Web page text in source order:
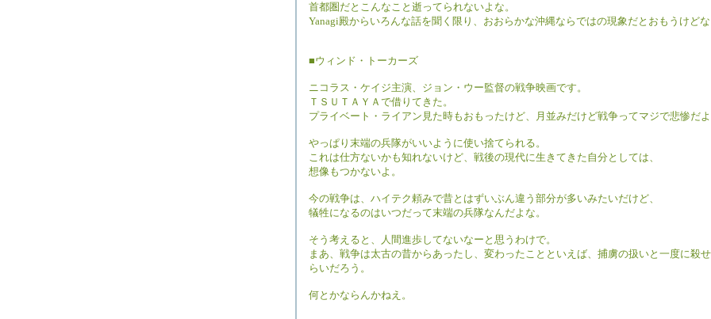
首都圏だとこんなこと逝ってられないよな。
Yanagi殿からいろんな話を聞く限り、おおらかな沖縄ならではの現象だとおもうけど
■ウィンド・トーカーズ
ニコラス・ケイジ主演、ジョン・ウー監督の戦争映画です。
ＴＳＵＴＡＹＡで借りてきた。
プライベート・ライアン見た時もおもったけど、月並みだけど戦争ってマジで悲惨だ
やっぱり末端の兵隊がいいように使い捨てられる。
これは仕方ないかも知れないけど、戦後の現代に生きてきた自分としては、
想像もつかないよ。
今の戦争は、ハイテク頼みで昔とはずいぶん違う部分が多いみたいだけど、
犠牲になるのはいつだって末端の兵隊なんだよな。
そう考えると、人間進歩してないなーと思うわけで。
まあ、戦争は太古の昔からあったし、変わったことといえば、捕虜の扱いと一度に殺
らいだろう。
何とかならんかねえ。